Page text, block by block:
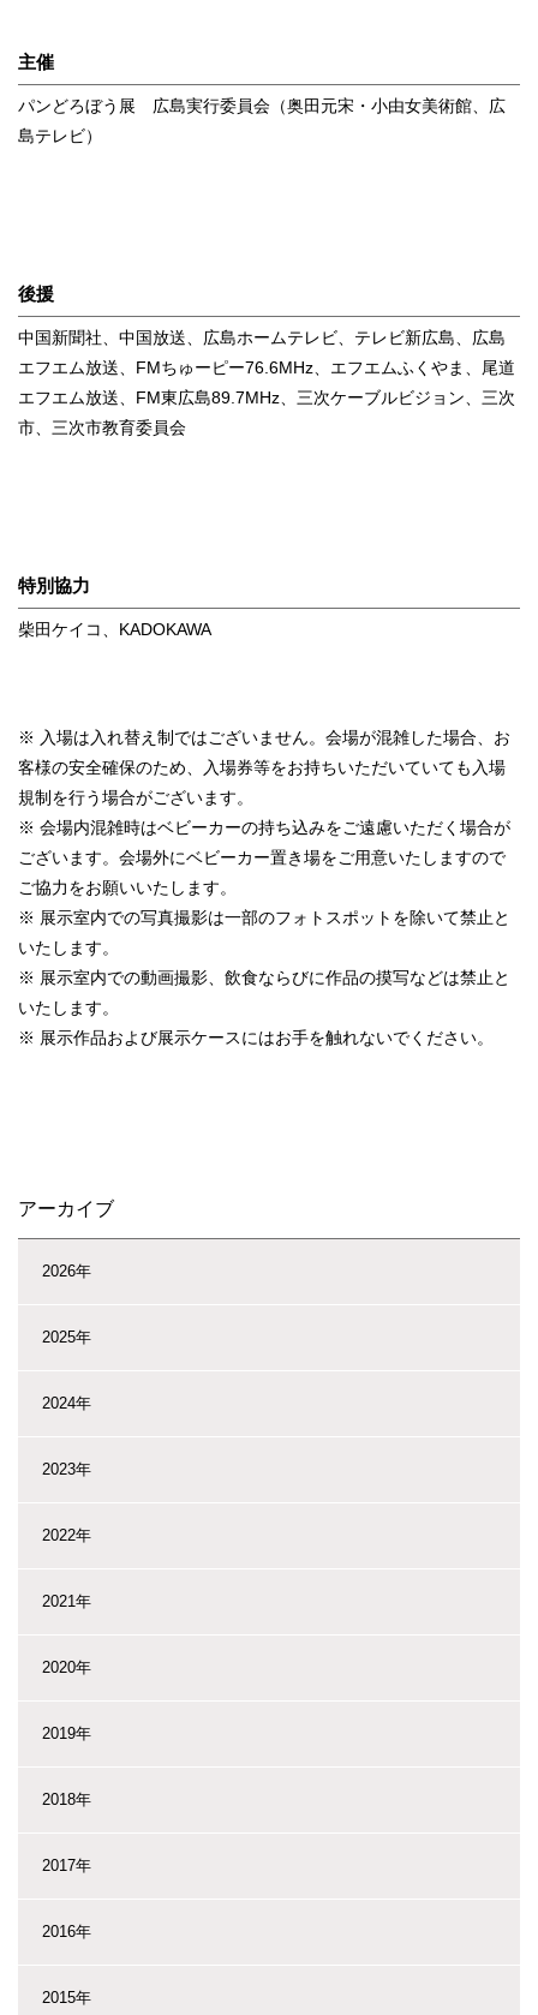
主催
パンどろぼう展 広島実行委員会（奥田元宋・小由女美術館、広
島テレビ）
後援
中国新聞社、中国放送、広島ホームテレビ、テレビ新広島、広島
エフエム放送、FMちゅーピー76.6MHz、エフエムふくやま、尾道
エフエム放送、FM東広島89.7MHz、三次ケーブルビジョン、三次
市、三次市教育委員会
特別協力
柴田ケイコ、KADOKAWA
※ 入場は入れ替え制ではございません。会場が混雑した場合、お
客様の安全確保のため、入場券等をお持ちいただいていても入場
規制を行う場合がございます。
※ 会場内混雑時はベビーカーの持ち込みをご遠慮いただく場合が
ございます。会場外にベビーカー置き場をご用意いたしますので
ご協力をお願いいたします。
※ 展示室内での写真撮影は一部のフォトスポットを除いて禁止と
いたします。
※ 展示室内での動画撮影、飲食ならびに作品の摸写などは禁止と
いたします。
※ 展示作品および展示ケースにはお手を触れないでください。
アーカイブ
2026年
2025年
2024年
2023年
2022年
2021年
2020年
2019年
2018年
2017年
2016年
2015年